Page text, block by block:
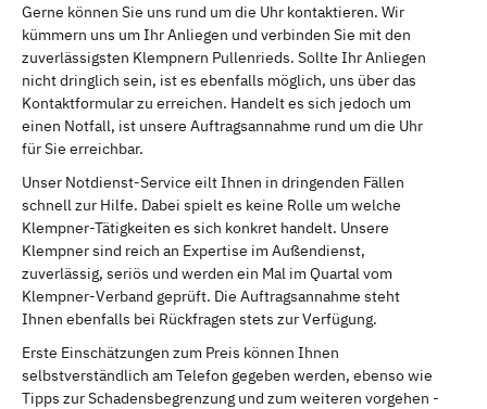
Gerne können Sie uns rund um die Uhr kontaktieren. Wir
kümmern uns um Ihr Anliegen und verbinden Sie mit den
zuverlässigsten Klempnern Pullenrieds. Sollte Ihr Anliegen
nicht dringlich sein, ist es ebenfalls möglich, uns über das
Kontaktformular zu erreichen. Handelt es sich jedoch um
einen Notfall, ist unsere Auftragsannahme rund um die Uhr
für Sie erreichbar.
Unser Notdienst-Service eilt Ihnen in dringenden Fällen
schnell zur Hilfe. Dabei spielt es keine Rolle um welche
Klempner-Tätigkeiten es sich konkret handelt. Unsere
Klempner sind reich an Expertise im Außendienst,
zuverlässig, seriös und werden ein Mal im Quartal vom
Klempner-Verband geprüft. Die Auftragsannahme steht
Ihnen ebenfalls bei Rückfragen stets zur Verfügung.
Erste Einschätzungen zum Preis können Ihnen
selbstverständlich am Telefon gegeben werden, ebenso wie
Tipps zur Schadensbegrenzung und zum weiteren vorgehen -